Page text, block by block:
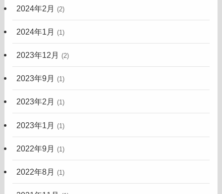
2024年2月 (2)
2024年1月 (1)
2023年12月 (2)
2023年9月 (1)
2023年2月 (1)
2023年1月 (1)
2022年9月 (1)
2022年8月 (1)